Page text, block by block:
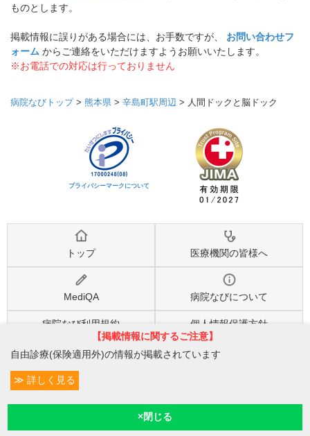
ものとします。
掲載情報に誤りがある場合には、お手数ですが、 お問い合わせフ
ォーム からご連絡をいただけますようお願いいたします。
※お電話での対応は行っておりません
病院なびトップ> 熊本県 > 辛島町駅周辺 > 人間ドックと脳ドック
プライバシーマークについて
トップ 医療機関の皆様へ
MediQA 病院なびについて
病院なび利用規約 個人情報保護方針
現在診療
【掲載情報に関するご注意】
自由診療(保険適用外)の情報が掲載されています
詳しく見る